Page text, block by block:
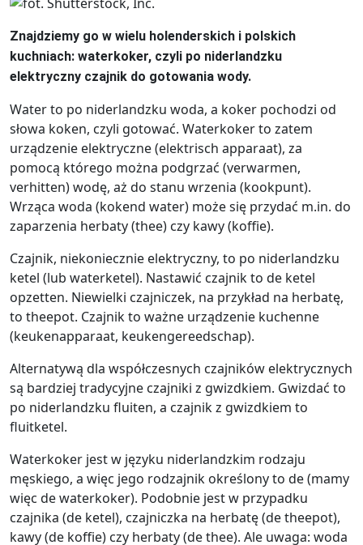
Znajdziemy go w wielu holenderskich i polskich
kuchniach: waterkoker, czyli po niderlandzku
elektryczny czajnik do gotowania wody.
Water to po niderlandzku woda, a koker pochodzi od
słowa koken, czyli gotować. Waterkoker to zatem
urządzenie elektryczne (elektrisch apparaat), za
pomocą którego można podgrzać (verwarmen,
verhitten) wodę, aż do stanu wrzenia (kookpunt).
Wrząca woda (kokend water) może się przydać m.in. do
zaparzenia herbaty (thee) czy kawy (koffie).
Czajnik, niekoniecznie elektryczny, to po niderlandzku
ketel (lub waterketel). Nastawić czajnik to de ketel
opzetten. Niewielki czajniczek, na przykład na herbatę,
to theepot. Czajnik to ważne urządzenie kuchenne
(keukenapparaat, keukengereedschap).
Alternatywą dla współczesnych czajników elektrycznych
są bardziej tradycyjne czajniki z gwizdkiem. Gwizdać to
po niderlandzku fluiten, a czajnik z gwizdkiem to
fluitketel.
Waterkoker jest w języku niderlandzkim rodzaju
męskiego, a więc jego rodzajnik określony to de (mamy
więc de waterkoker). Podobnie jest w przypadku
czajnika (de ketel), czajniczka na herbatę (de theepot),
kawy (de koffie) czy herbaty (de thee). Ale uwaga: woda